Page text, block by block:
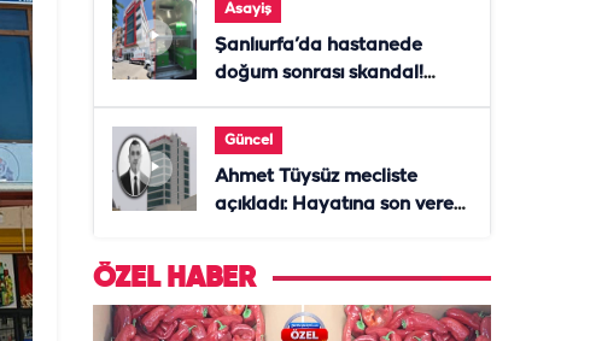
Asayiş
Şanlıurfa’da hastanede
doğum sonrası skandal!
Güncel
Ahmet Tüysüz mecliste
açıkladı: Hayatına son veren
ÖZEL HABER